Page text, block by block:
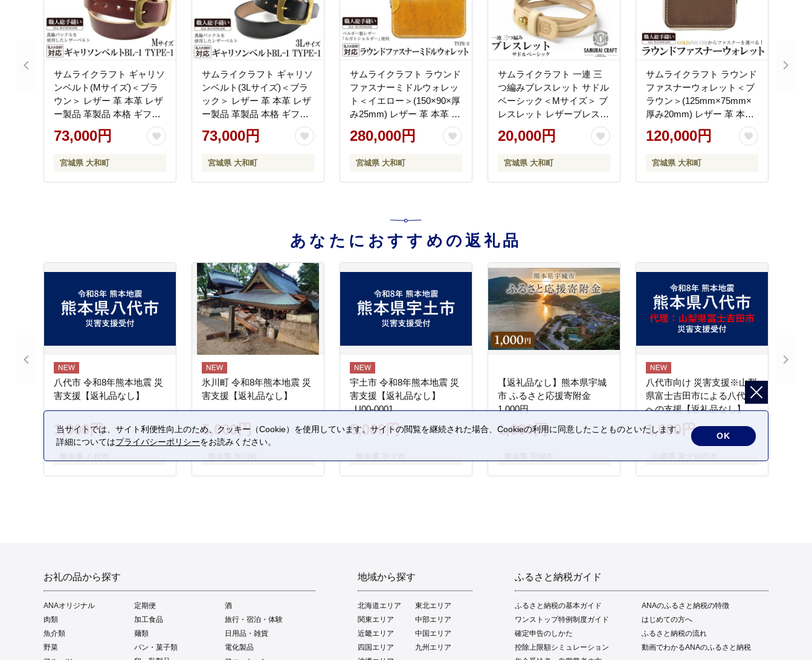
サムライクラフト ギャリソ
ンベルト(Mサイズ)＜ブラ
ウン＞ レザー 革 本革 レザ
ー製品 革製品 本格 ギフト
名入れ 日本製 手縫い ハン
ドメイド ファッション メ
Craft【株式会社Stand
Field】ta285-M-brown
73,000円
宮城県 大和町
サムライクラフト ギャリソ
ンベルト(3Lサイズ)＜ブラ
ック＞ レザー 革 本革 レザ
ー製品 革製品 本格 ギフト
名入れ 日本製 手縫い ハン
ドメイド ファッション メ
Craft【株式会社Stand
Field】ta285-3L-black
73,000円
宮城県 大和町
サムライクラフト ラウンド
ファスナーミドルウォレッ
ト＜イエロー＞(150×90×厚
み25mm) レザー 革 本革 レ
ザー製品 革製品 財布 サイ
フ ルガトショルダー ギフ
ンドメイド ファッション
小物 Samurai Craft【株式会
280,000円
宮城県 大和町
サムライクラフト 一連 三
つ編みブレスレット サドル
ベーシック＜Mサイズ＞ ブ
レスレット レザーブレス
レザー 本革 革小物 サドル
レザー ヌメ革 日本製 手作
ョン メンズ 小物 Samurai
Craft【株式会社Stand
20,000円
宮城県 大和町
サムライクラフト ラウンド
ファスナーウォレット＜ブ
ラウン＞(125mm×75mm×
厚み20mm) レザー 革 本革
レザー製品 革製品 財布 サ
イフ ギフト 日本製 手縫い
小物 Samurai Craft【株式会
社Stand Field】ta279-brown
120,000円
宮城県 大和町
あなたにおすすめの返礼品
八代市 令和8年熊本地震 災
害支援【返礼品なし】
1,000円
氷川町 令和8年熊本地震 災
害支援【返礼品なし】
5,000円
宇土市 令和8年熊本地震 災
害支援【返礼品なし】
_U00-0001
5,000円
【返礼品なし】熊本県宇城
市 ふるさと応援寄附金
1,000円
1,000円
八代市向け 災害支援※山梨
県富士吉田市による八代市
への支援【返礼品なし】
1,000円
お礼の品から探す
ANAオリジナル 定期便
酒
肉類
加工食品
旅行・宿泊・体験
魚介類
麺類
日用品・雑貨
野菜
パン・菓子類
電化製品
地域から探す
北海道エリア
東北エリア
関東エリア
中部エリア
近畿エリア
中国エリア
四国エリア
九州エリア
ふるさと納税ガイド
ふるさと納税の基本ガイド
ANAのふるさと納税の特徴
ワンストップ特例制度ガイド
はじめての方へ
確定申告のしかた
ふるさと納税の流れ
控除上限額シミュレーション
動画でわかるANAのふるさと納税
当サイトでは、サイト利便性向上のため、クッキー（Cookie）を使用しています。サイトの閲覧を継続された場合、Cookieの利用に同意したことものといたします。
詳細についてはプライバシーポリシーをお読みください。
OK